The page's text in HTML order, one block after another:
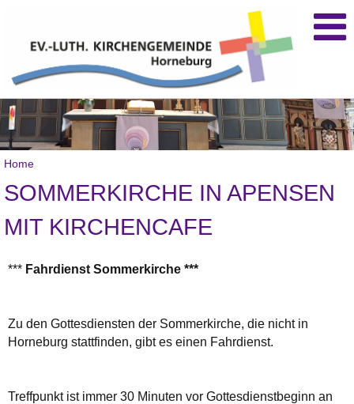
Home
SOMMERKIRCHE IN APENSEN
MIT KIRCHENCAFE
*** Fahrdienst Sommerkirche ***
Zu den Gottesdiensten der Sommerkirche, die nicht in
Horneburg stattfinden, gibt es einen Fahrdienst.
Treffpunkt ist immer 30 Minuten vor Gottesdienstbeginn an